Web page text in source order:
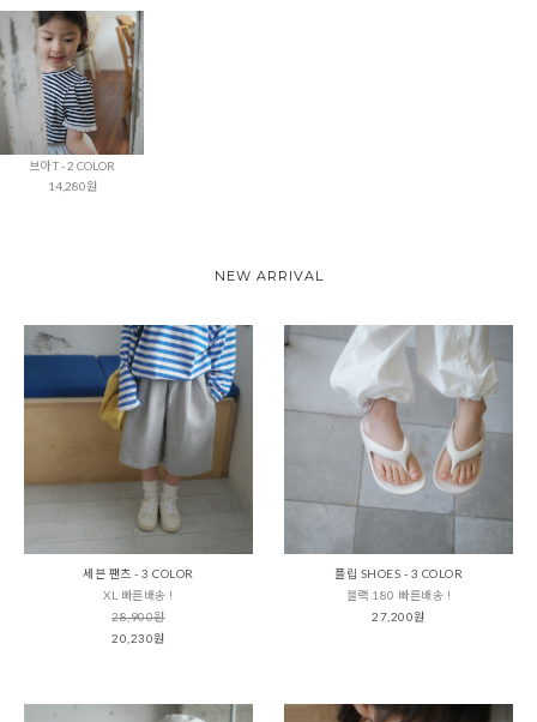
브아 T - 2 COLOR
14,280원
NEW ARRIVAL
세븐 팬츠 - 3 COLOR
XL 빠른배송 !
28,900원
20,230원
플립 SHOES - 3 COLOR
블랙 180 빠른배송 !
27,200원